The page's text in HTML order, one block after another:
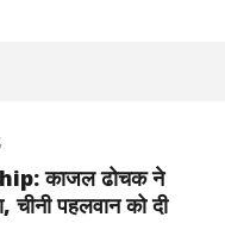
काजल ढोचक ने
चीनी पहलवान को दी